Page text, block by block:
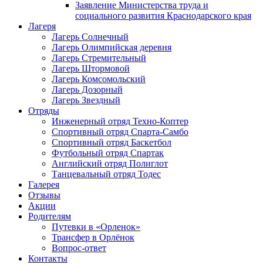
Заявление Министерства труда и
социального развития Краснодарского края
Лагеря
Лагерь Солнечный
Лагерь Олимпийская деревня
Лагерь Стремительный
Лагерь Штормовой
Лагерь Комсомольский
Лагерь Дозорный
Лагерь Звездный
Отряды
Инженерный отряд Техно-Коптер
Спортивный отряд Спарта-Самбо
Спортивный отряд Баскетбол
Футбольный отряд Спартак
Английский отряд Полиглот
Танцевальный отряд Тодес
Галерея
Отзывы
Акции
Родителям
Путевки в «Орленок»
Трансфер в Орлёнок
Вопрос-ответ
Контакты